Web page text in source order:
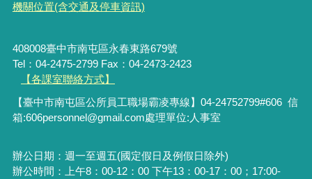
機關位置(含交通及停車資訊)
408008臺中市南屯區永春東路679號
Tel：04-2475-2799 Fax：04-2473-2423
【各課室聯絡方式】
【臺中市南屯區公所員工職場霸凌專線】04-24752799#606 信
箱:606personnel@gmail.com處理單位:人事室
辦公日期：週一至週五(國定假日及例假日除外)
辦公時間：上午8：00-12：00 下午13：00-17：00；17:00-